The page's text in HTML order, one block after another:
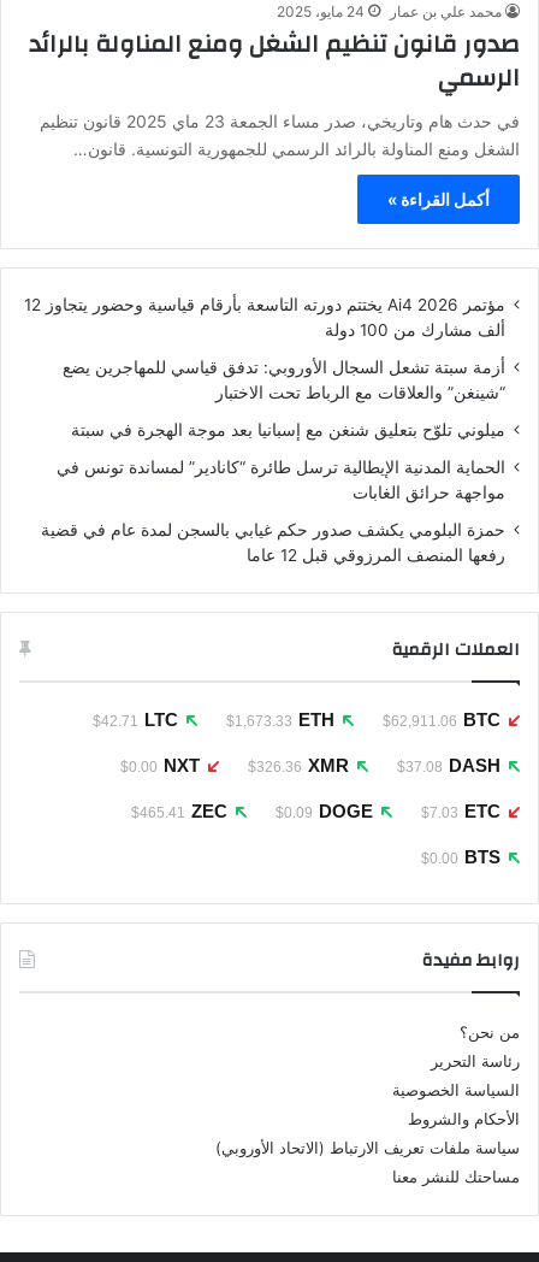
محمد علي بن عمار 24 مايو، 2025
صدور قانون تنظيم الشغل ومنع المناولة بالرائد
الرسمي
في حدث هام وتاريخي، صدر مساء الجمعة 23 ماي 2025 قانون تنظيم
الشغل ومنع المناولة بالرائد الرسمي للجمهورية التونسية. قانون…
أكمل القراءة »
مؤتمر Ai4 2026 يختتم دورته التاسعة بأرقام قياسية وحضور يتجاوز 12
ألف مشارك من 100 دولة
أزمة سبتة تشعل السجال الأوروبي: تدفق قياسي للمهاجرين يضع
“شينغن” والعلاقات مع الرباط تحت الاختبار
ميلوني تلوّح بتعليق شنغن مع إسبانيا بعد موجة الهجرة في سبتة
الحماية المدنية الإيطالية ترسل طائرة “كانادير” لمساندة تونس في
مواجهة حرائق الغابات
حمزة البلومي يكشف صدور حكم غيابي بالسجن لمدة عام في قضية
رفعها المنصف المرزوقي قبل 12 عاما
العملات الرقمية
BTC
$62,911.06
ETH
$1,673.33
LTC
$42.71
DASH
$37.08
XMR
$326.36
NXT
$0.00
ETC
$7.03
DOGE
$0.09
ZEC
$465.41
BTS
$0.00
روابط مفيدة
من نحن؟
رئاسة التحرير
السياسة الخصوصية
الأحكام والشروط
سياسة ملفات تعريف الارتباط (الاتحاد الأوروبي)
مساحتك للنشر معنا